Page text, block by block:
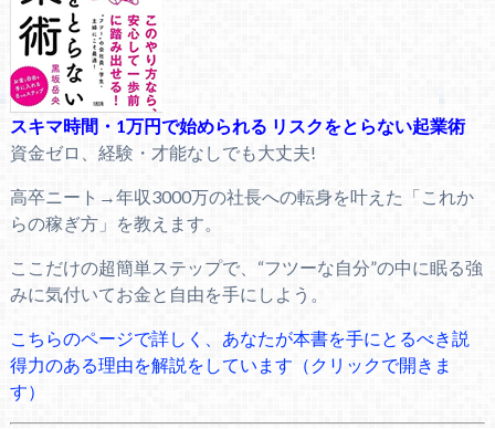
スキマ時間・1万円で始められる リスクをとらない起業術
資金ゼロ、経験・才能なしでも大丈夫!
高卒ニート→年収3000万の社長への転身を叶えた「これか
らの稼ぎ方」を教えます。
ここだけの超簡単ステップで、“フツーな自分”の中に眠る強
みに気付いてお金と自由を手にしよう。
こちらのページで詳しく、あなたが本書を手にとるべき説
得力のある理由を解説をしています（クリックで開きま
す）